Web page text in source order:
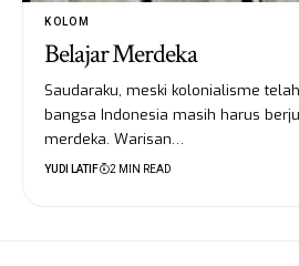
KOLOM
Belajar Merdeka
Saudaraku, meski kolonialisme
bangsa Indonesia masih harus
merdeka. Warisan…
YUDI LATIF 2 MIN READ